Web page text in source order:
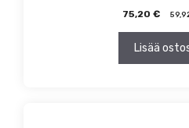
75,20 €
Lisää